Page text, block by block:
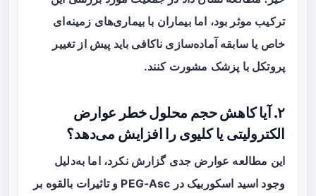
ترکیب موثر بود، اما بیماران با بیماری‌های زمینه‌ای
خاص یا سابقه آماده‌سازی ناکافی باید پیش از تغییر
پروتکل با پزشک مشورت کنند.
۲. آیا کاهش حجم محلول خطر عوارض
الکترولیتی یا کلیوی را افزایش می‌دهد؟
این مطالعه عوارض جدی گزارش نکرد، اما به‌دلیل
وجود اسید اسکوربیک در PEG-Asc و تاثیرات بالقوه بر